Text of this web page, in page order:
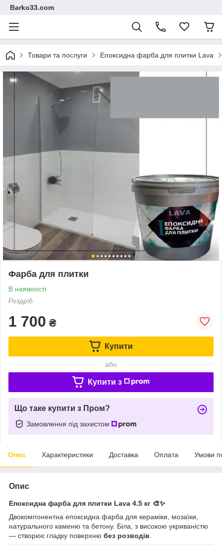
Barko33.com
Товари та послуги Епоксидна фарба для плитки Lava
Фарба для плитки
В наявності
Роздріб
1 700 ₴
Купити
або
Купити з
Що таке купити з Пром?
Замовлення під захистом
Опис Характеристики Доставка Оплата Умови
Опис
Епоксидна фарба для плитки Lava 4.5 кг 🎨✨
Двокомпонентна епоксидна фарба для кераміки, мозаїки,
натурального каменю та бетону. Біла, з високою укриваністю
— створює гладку поверхню без розводів